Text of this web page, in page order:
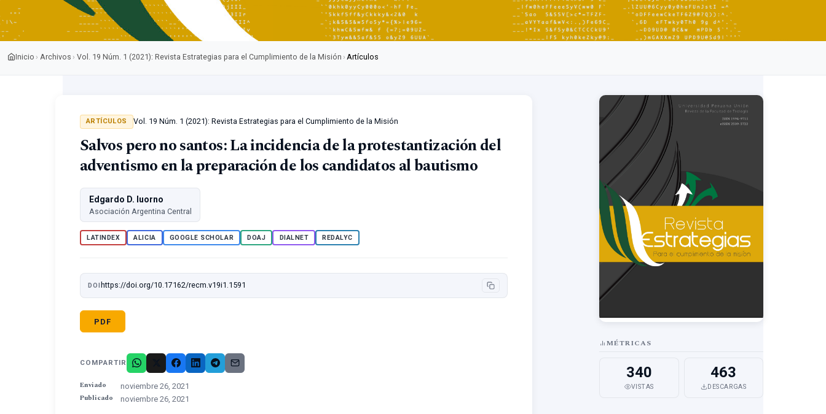
Inicio › Archivos › Vol. 19 Núm. 1 (2021): Revista Estrategias para el Cumplimiento de la Misión › Artículos
ARTÍCULOS Vol. 19 Núm. 1 (2021): Revista Estrategias para el Cumplimiento de la Misión
Salvos pero no santos: La incidencia de la protestantización del
adventismo en la preparación de los candidatos al bautismo
Edgardo D. Iuorno
Asociación Argentina Central
LATINDEX ALICIA GOOGLE SCHOLAR DOAJ DIALNET REDALYC
DOI https://doi.org/10.17162/recm.v19i1.1591
PDF
COMPARTIR
Enviado noviembre 26, 2021
Publicado noviembre 26, 2021
MÉTRICAS
340
VISTAS
463
DESCARGAS